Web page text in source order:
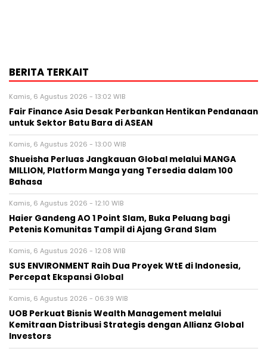
BERITA TERKAIT
Kamis, 6 Agustus 2026 - 13:02 WIB
Fair Finance Asia Desak Perbankan Hentikan Pendanaan
untuk Sektor Batu Bara di ASEAN
Kamis, 6 Agustus 2026 - 13:00 WIB
Shueisha Perluas Jangkauan Global melalui MANGA
MILLION, Platform Manga yang Tersedia dalam 100
Bahasa
Kamis, 6 Agustus 2026 - 12:10 WIB
Haier Gandeng AO 1 Point Slam, Buka Peluang bagi
Petenis Komunitas Tampil di Ajang Grand Slam
Kamis, 6 Agustus 2026 - 12:08 WIB
SUS ENVIRONMENT Raih Dua Proyek WtE di Indonesia,
Percepat Ekspansi Global
Kamis, 6 Agustus 2026 - 06:39 WIB
UOB Perkuat Bisnis Wealth Management melalui
Kemitraan Distribusi Strategis dengan Allianz Global
Investors